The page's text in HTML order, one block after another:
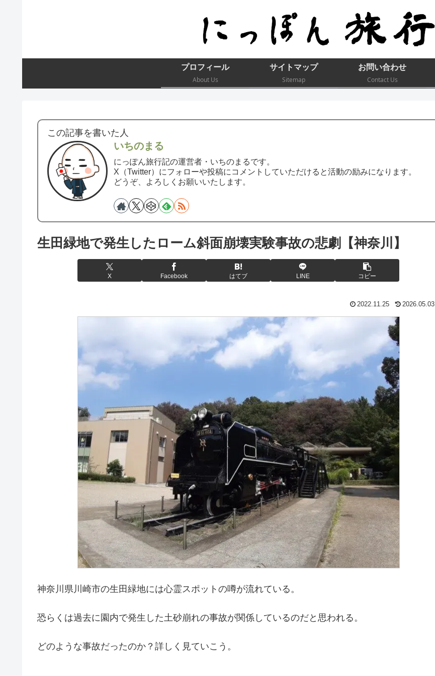
プロフィール
About Us
サイトマップ
Sitemap
お問い合わせ
Contact Us
この記事を書いた人
いちのまる
にっぽん旅行記の運営者・いちのまるです。
X（Twitter）にフォローや投稿にコメントしていただけると活動の励みになります。
どうぞ、よろしくお願いいたします。
生田緑地で発生したローム斜面崩壊実験事故の悲劇【神奈川】
X Facebook はてブ LINE コピー
2022.11.25 2026.05.03
神奈川県川崎市の生田緑地には心霊スポットの噂が流れている。
恐らくは過去に園内で発生した土砂崩れの事故が関係しているのだと思われる。
どのような事故だったのか？詳しく見ていこう。